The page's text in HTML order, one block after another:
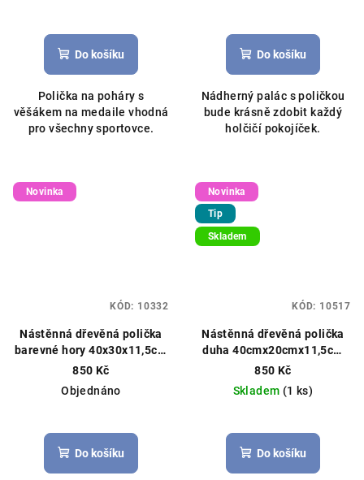
hodnocení
produktu
z
5
hvězdiček.
Do košíku
Polička na poháry s
věšákem na medaile vhodná
pro všechny sportovce.
Do košíku
Nádherný palác s poličkou
bude krásně zdobit každý
holčičí pokojíček.
Novinka
Nástěnná dřevěná polička
barevné hory 40x30x11,5cm
hnědá
850 Kč
Objednáno
Do košíku
KÓD: 10332
Novinka
Tip
Skladem
Nástěnná dřevěná polička
duha 40cmx20cmx11,5cm
barevná
850 Kč
Skladem (1 ks)
Do košíku
KÓD: 10517